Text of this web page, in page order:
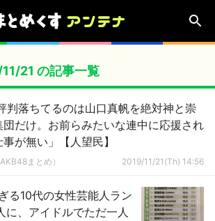
21 の記事一覧
判落ちてるのは山口真帆を絶対神と崇
だけ。お前らみたいな連中に応援され
が無い」【人望民】
まとめ） 2019/11/21(Th) 14:56
る10代の女性芸能人ラン
に、アイドルでただ一人